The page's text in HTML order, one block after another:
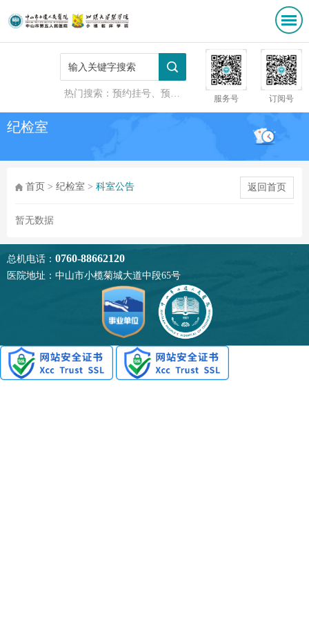
热门搜索：预约挂号、预防接种 服务号 订阅号
纪检室
返回首页
首页 >纪检室 >科室公告
暂无数据
总机电话： 0760-88662120
医院地址：中山市小榄菊城大道中段65号